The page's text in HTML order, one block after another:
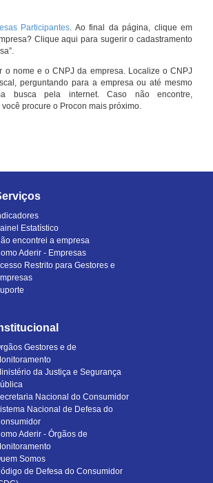
Participantes. Ao final da página, clique em
Clique aqui para sugerir o cadastramento
o nome e o CNPJ da empresa. Localize o CNPJ
perguntando para a empresa ou até mesmo
busca pela internet. Caso não encontre,
procure o Procon mais próximo.
Estatístico
encontrei a empresa
Aderir - Empresas
Restrito para Gestores e
Gestores e de
da Justiça e Segurança
Nacional do Consumidor
Nacional de Defesa do
Aderir - Órgãos de
Somos
de Defesa do Consumidor